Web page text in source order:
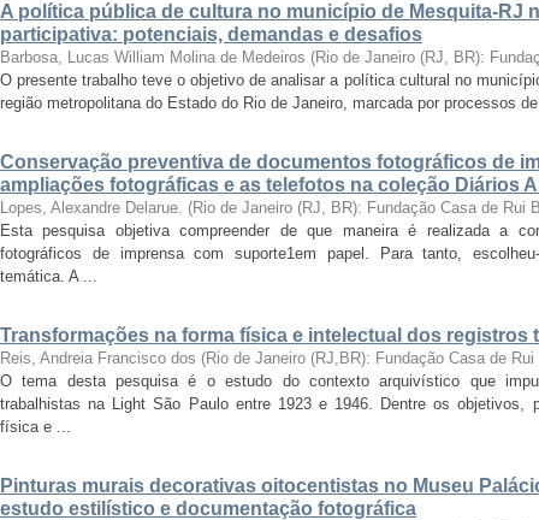
A política pública de cultura no município de Mesquita-RJ
participativa: potenciais, demandas e desafios
Barbosa, Lucas William Molina de Medeiros (Rio de Janeiro (RJ, BR):
O presente trabalho teve o objetivo de analisar a política cultural no
região metropolitana do Estado do Rio de Janeiro, marcada por processos
Conservação preventiva de documentos fotográficos de
ampliações fotográficas e as telefotos na coleção Diários
Lopes, Alexandre Delarue. (Rio de Janeiro (RJ, BR): Fundação Casa de Rui
Esta pesquisa objetiva compreender de que maneira é realizada a
fotográficos de imprensa com suporte1em papel. Para tanto,
temática. A ...
Transformações na forma física e intelectual dos registros
Reis, Andreia Francisco dos (Rio de Janeiro (RJ,BR): Fundação Casa de Rui
O tema desta pesquisa é o estudo do contexto arquivístico que
trabalhistas na Light São Paulo entre 1923 e 1946. Dentre os objetivos,
física e ...
Pinturas murais decorativas oitocentistas no Museu
estudo estilístico e documentação fotográfica